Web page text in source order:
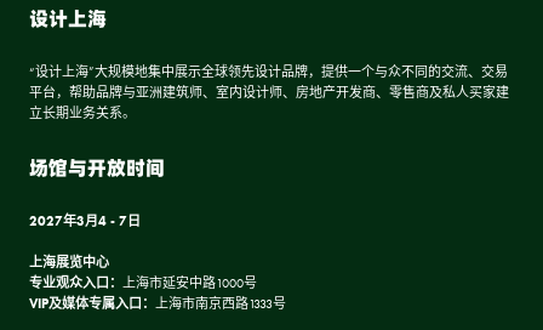
设计上海
“设计上海”大规模地集中展示全球领先设计品牌，提供一个与众不同的交流、交易
平台，帮助品牌与亚洲建筑师、室内设计师、房地产开发商、零售商及私人买家建
立长期业务关系。
场馆与开放时间
2027年3月4 - 7日
上海展览中心
专业观众入口： 上海市延安中路1000号
VIP及媒体专属入口： 上海市南京西路1333号